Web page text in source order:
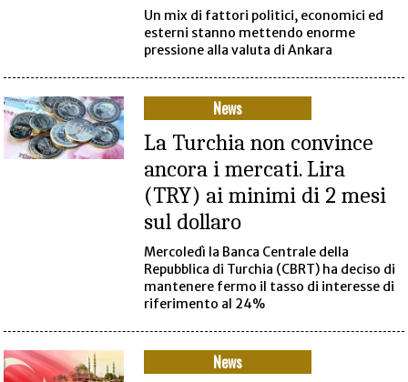
Un mix di fattori politici, economici ed
esterni stanno mettendo enorme
pressione alla valuta di Ankara
News
La Turchia non convince
ancora i mercati. Lira
(TRY) ai minimi di 2 mesi
sul dollaro
Mercoledì la Banca Centrale della
Repubblica di Turchia (CBRT) ha deciso di
mantenere fermo il tasso di interesse di
riferimento al 24%
News